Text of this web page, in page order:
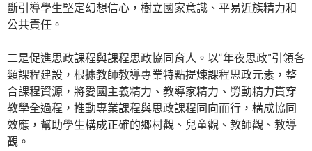
斷引導學生堅定幻想信心，樹立國家意識、平易近族精力和
公共責任。
二是促進思政課程與課程思政協同育人。以“年夜思政”引領各
類課程建設，根據教師教導專業特點提煉課程思政元素，整
合課程資源，將愛國主義精力、教導家精力、勞動精力貫穿
教學全過程，推動專業課程與思政課程同向而行，構成協同
效應，幫助學生構成正確的鄉村觀、兒童觀、教師觀、教導
觀。